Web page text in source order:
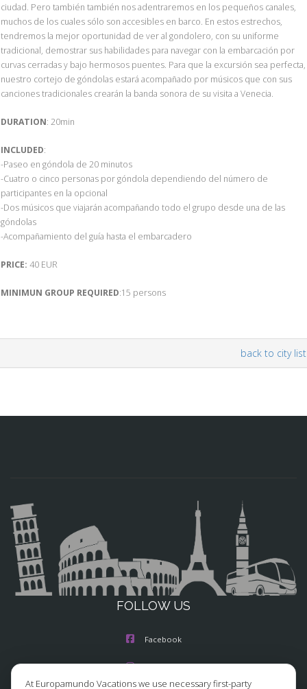
ciudad. Pero también también nos adentraremos en los pequeños canales,
muchos de los cuales sólo son accesibles en barco. En estos estrechos,
tendremos la mejor oportunidad de ver al gondolero, con su uniforme
tradicional, demostrar sus habilidades para navegar con la embarcación por
curvas cerradas y bajo hermosos puentes. Para que la excursión sea perfecta,
nuestro cortejo de góndolas estará acompañado por músicos que con sus
canciones tradicionales crearán la banda sonora de su visita a Venecia.
DURATION: 20min
INCLUDED:
-Paseo en góndola de 20 minutos
-Cuatro o cinco personas por góndola dependiendo del número de
participantes en la opcional
-Dos músicos que viajarán acompañando todo el grupo desde una de las
góndolas
-Acompañamiento del guía hasta el embarcadero
PRICE: 40 EUR
MINIMUN GROUP REQUIRED:15 persons
back to city list
FOLLOW US
Facebook
Instagram
At Europamundo Vacations we use necessary first-party